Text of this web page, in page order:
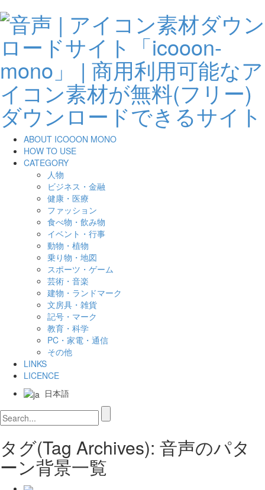
ABOUT ICOOON MONO
HOW TO USE
CATEGORY
人物
ビジネス・金融
健康・医療
ファッション
食べ物・飲み物
イベント・行事
動物・植物
乗り物・地図
スポーツ・ゲーム
芸術・音楽
建物・ランドマーク
文房具・雑貨
記号・マーク
教育・科学
PC・家電・通信
その他
LINKS
LICENCE
日本語
タグ(Tag Archives): 音声のパタ
ーン背景一覧